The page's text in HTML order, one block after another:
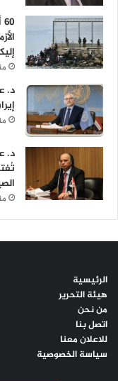
منذ
د.
د.
الرئيسية
هيئة التحرير
من نحن
اتصل بنا
للاعلان معنا
سياسة الخصوصية